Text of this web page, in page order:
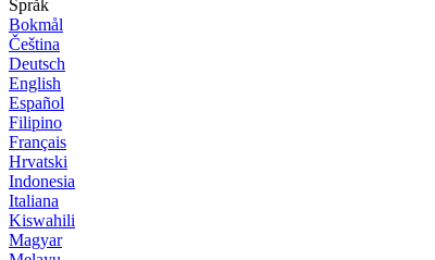
Språk
Bokmål
Čeština
Deutsch
English
Español
Filipino
Français
Hrvatski
Indonesia
Italiana
Kiswahili
Magyar